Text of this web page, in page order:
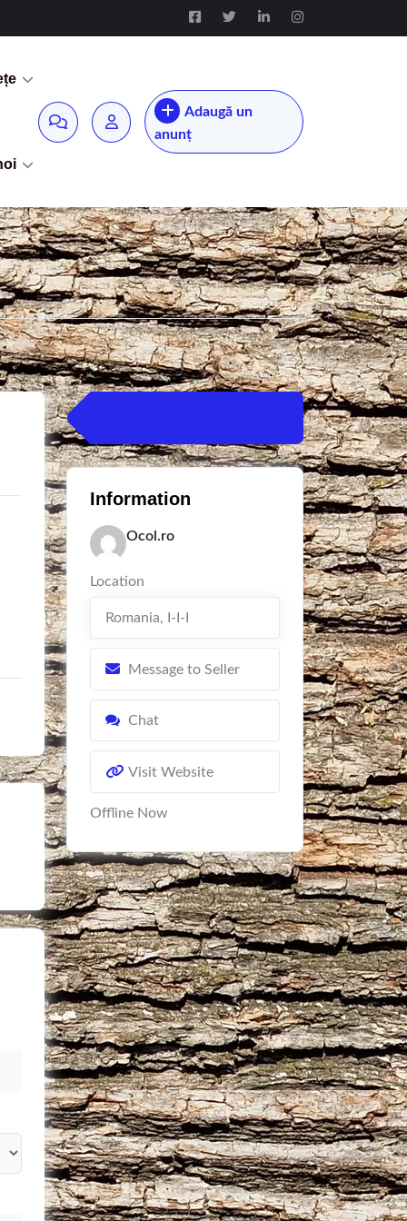
Adaugă un
anunț
Information
Ocol.ro
Location
Romania, I-I-I
Message to Seller
Chat
Visit Website
Offline Now